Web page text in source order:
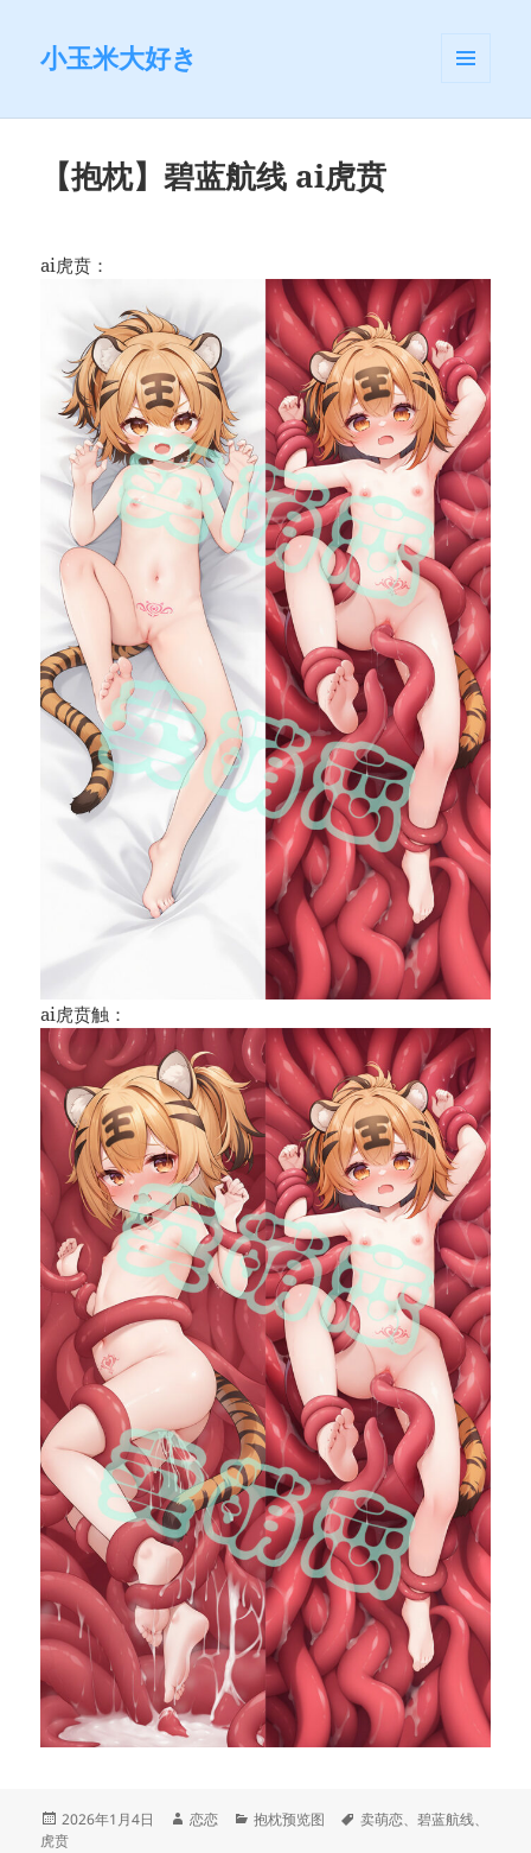
小玉米大好き
挂件
【抱枕】碧蓝航线 ai虎贲
ai虎贲：
ai虎贲触：
发
布
2026年1月4日
作
恋恋
分
抱枕预览图
标
卖萌恋、碧蓝航线、
虎贲